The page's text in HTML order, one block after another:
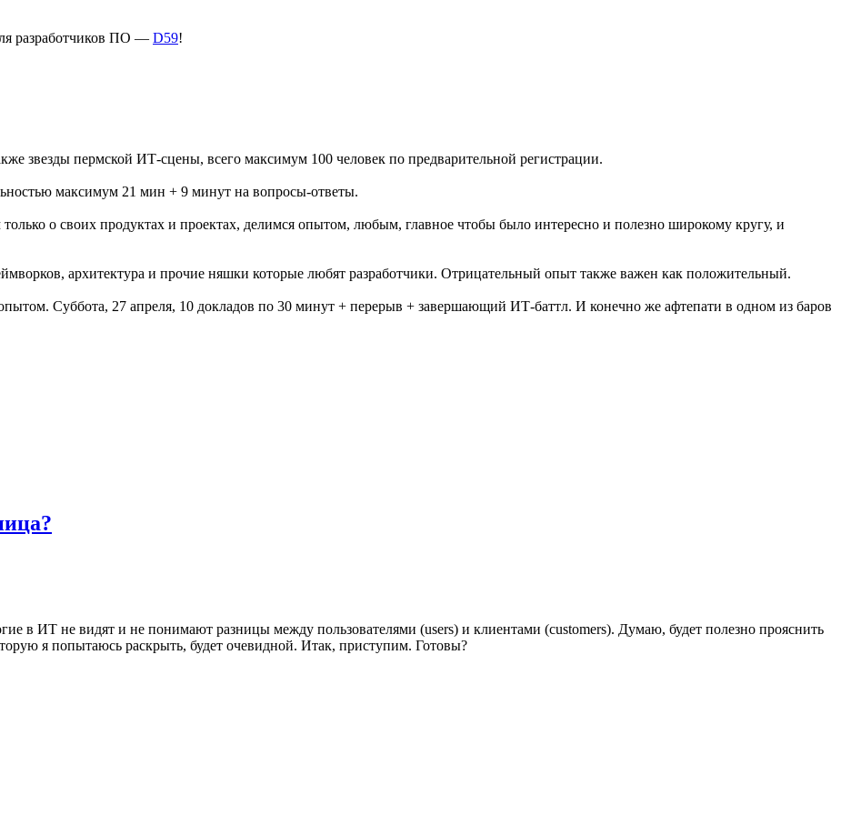
разработчиков ПО — D59!
звезды пермской ИТ-сцены, всего максимум 100 человек по предварительной регистрации.
максимум 21 мин + 9 минут на вопросы-ответы.
о своих продуктах и проектах, делимся опытом, любым, главное чтобы было интересно и полезно широкому кругу, и
архитектура и прочие няшки которые любят разработчики. Отрицательный опыт также важен как положительный.
Суббота, 27 апреля, 10 докладов по 30 минут + перерыв + завершающий ИТ-баттл. И конечно же афтепати в одном из баров
в ИТ не видят и не понимают разницы между пользователями (users) и клиентами (customers). Думаю, будет полезно прояснить
я попытаюсь раскрыть, будет очевидной. Итак, приступим. Готовы?